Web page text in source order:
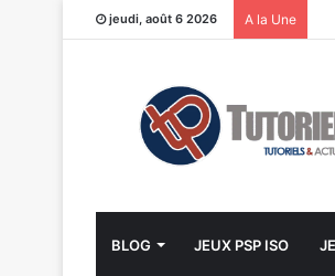
jeudi, août 6 2026 A la Une
BLOG JEUX PSP ISO